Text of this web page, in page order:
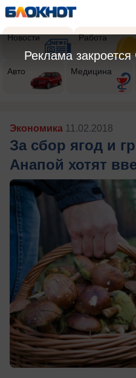
Новости Работа
Авто Медицина
Экономика 11.02.2018
За сбор ягод и
Анапой хотят
Реклама закроется